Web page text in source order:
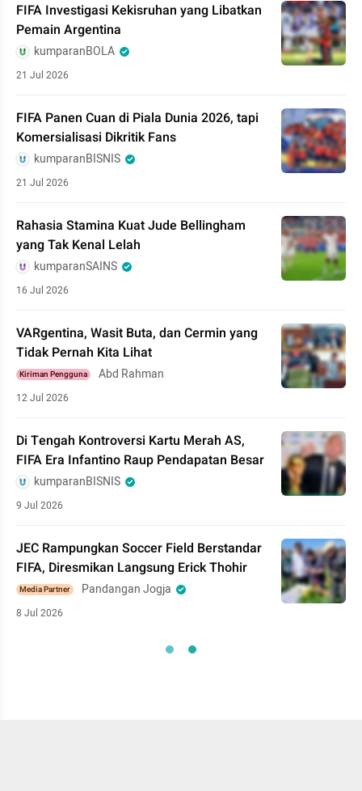
FIFA Investigasi Kekisruhan yang Libatkan
Pemain Argentina
kumparanBOLA
21 Jul 2026
FIFA Panen Cuan di Piala Dunia 2026, tapi
Komersialisasi Dikritik Fans
kumparanBISNIS
21 Jul 2026
Rahasia Stamina Kuat Jude Bellingham
yang Tak Kenal Lelah
kumparanSAINS
16 Jul 2026
VARgentina, Wasit Buta, dan Cermin yang
Tidak Pernah Kita Lihat
Kiriman Pengguna Abd Rahman
12 Jul 2026
Di Tengah Kontroversi Kartu Merah AS,
FIFA Era Infantino Raup Pendapatan Besar
kumparanBISNIS
9 Jul 2026
JEC Rampungkan Soccer Field Berstandar
FIFA, Diresmikan Langsung Erick Thohir
Media Partner Pandangan Jogja
8 Jul 2026